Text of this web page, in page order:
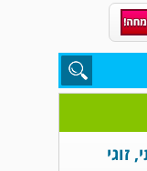
זוגי